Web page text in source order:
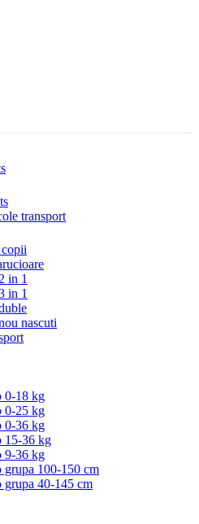
transport
in 1
in 1
nascuti
0-18 kg
0-25 kg
0-36 kg
15-36 kg
9-36 kg
grupa 100-150 cm
grupa 40-145 cm